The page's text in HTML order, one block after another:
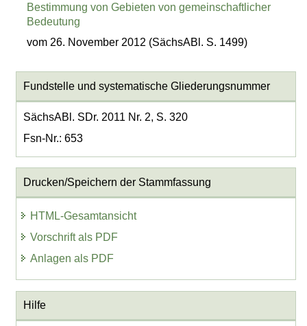
Bestimmung von Gebieten von gemeinschaftlicher
Bedeutung
vom 26. November 2012 (SächsABl. S. 1499)
Fundstelle und systematische Gliederungsnummer
SächsABl. SDr. 2011 Nr. 2, S. 320
Fsn-Nr.: 653
Drucken/Speichern der Stammfassung
HTML-Gesamtansicht
Vorschrift als PDF
Anlagen als PDF
Hilfe